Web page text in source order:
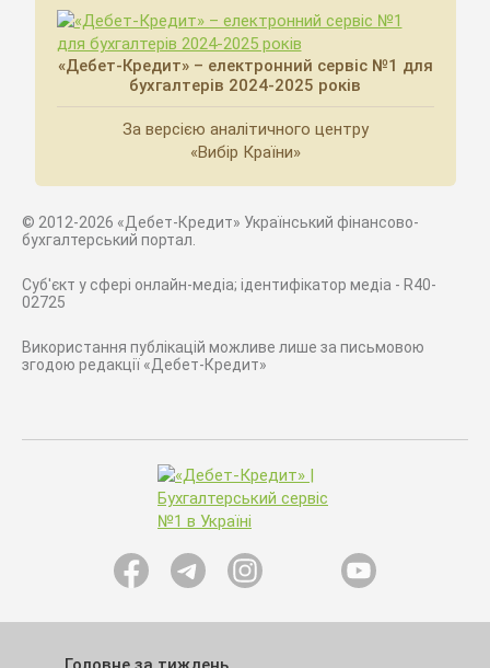
«Дебет-Кредит» – електронний сервіс №1 для
бухгалтерів 2024-2025 років
За версією аналітичного центру
«Вибір Країни»
© 2012-2026 «Дебет-Кредит» Український фінансово-
бухгалтерський портал.
Суб'єкт у сфері онлайн-медіа; ідентифікатор медіа - R40-
02725
Використання публікацій можливе лише за письмовою
згодою редакції «Дебет-Кредит»